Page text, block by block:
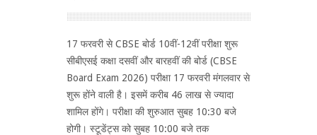
17 फरवरी से CBSE बोर्ड 10वीं-12वीं परीक्षा शुरू
सीबीएसई कक्षा दसवीं और बारहवीं की बोर्ड (CBSE
Board Exam 2026) परीक्षा 17 फरवरी मंगलवार से
शुरू होंने वाली है। इसमें करीब 46 लाख से ज्यादा
शामिल होंगे। परीक्षा की शुरुआत सुबह 10:30 बजे
होगी। स्टूडेंट्स को सुबह 10:00 बजे तक